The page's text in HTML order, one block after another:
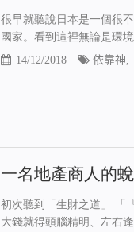
很早就聽說日本是一個很
國家。看到這裡無論是環
14/12/2018 依靠神
一名地產商人的
初次聽到「生財之道」 「
大錢就得頭腦精明、左右